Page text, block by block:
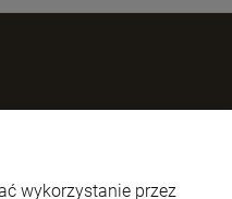
wykorzystanie przez